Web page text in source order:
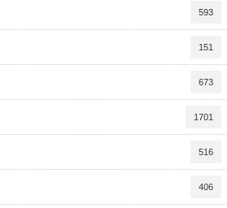
593
151
673
1701
516
406